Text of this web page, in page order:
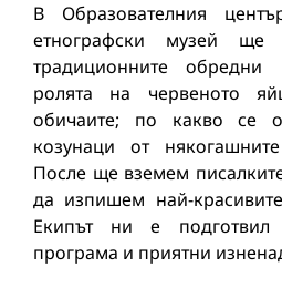
В Образователния
етнографски музей
традиционните обредни
ролята на червеното
обичаите; по какво се
козунаци от
После ще вземем
да изпишем най-
Екипът ни е подготвил
програма и приятни